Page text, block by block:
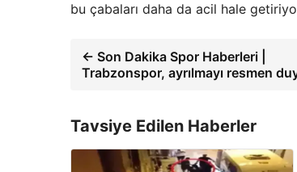
bu çabaları daha da acil hale
← Son Dakika Spor Haberleri |
Trabzonspor, ayrılmayı resmen
Tavsiye Edilen Haberler